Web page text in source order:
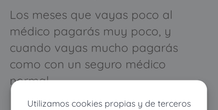
Utilizamos cookies propias y de terceros
Los meses que vayas poco al
médico pagarás muy poco, y
cuando vayas mucho pagarás
como con un seguro médico
normal